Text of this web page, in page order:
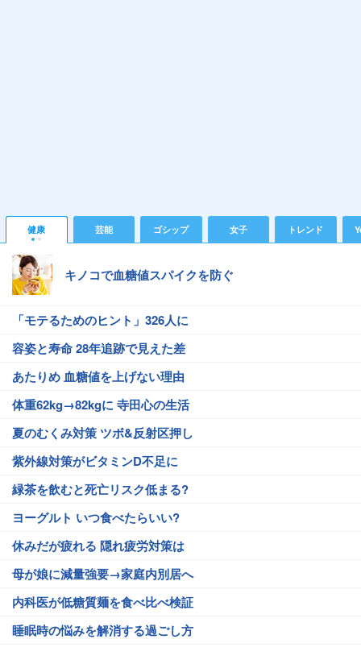
健康 芸能 ゴシップ 女子 トレンド
キノコで血糖値スパイクを防ぐ
「モテるためのヒント」326人に
容姿と寿命 28年追跡で見えた差
あたりめ 血糖値を上げない理由
体重62kg→82kgに 寺田心の生活
夏のむくみ対策 ツボ&反射区押し
紫外線対策がビタミンD不足に
緑茶を飲むと死亡リスク低まる?
ヨーグルト いつ食べたらいい?
休みだが疲れる 隠れ疲労対策は
母が娘に減量強要→家庭内別居へ
内科医が低糖質麺を食べ比べ検証
睡眠時の悩みを解消する過ごし方